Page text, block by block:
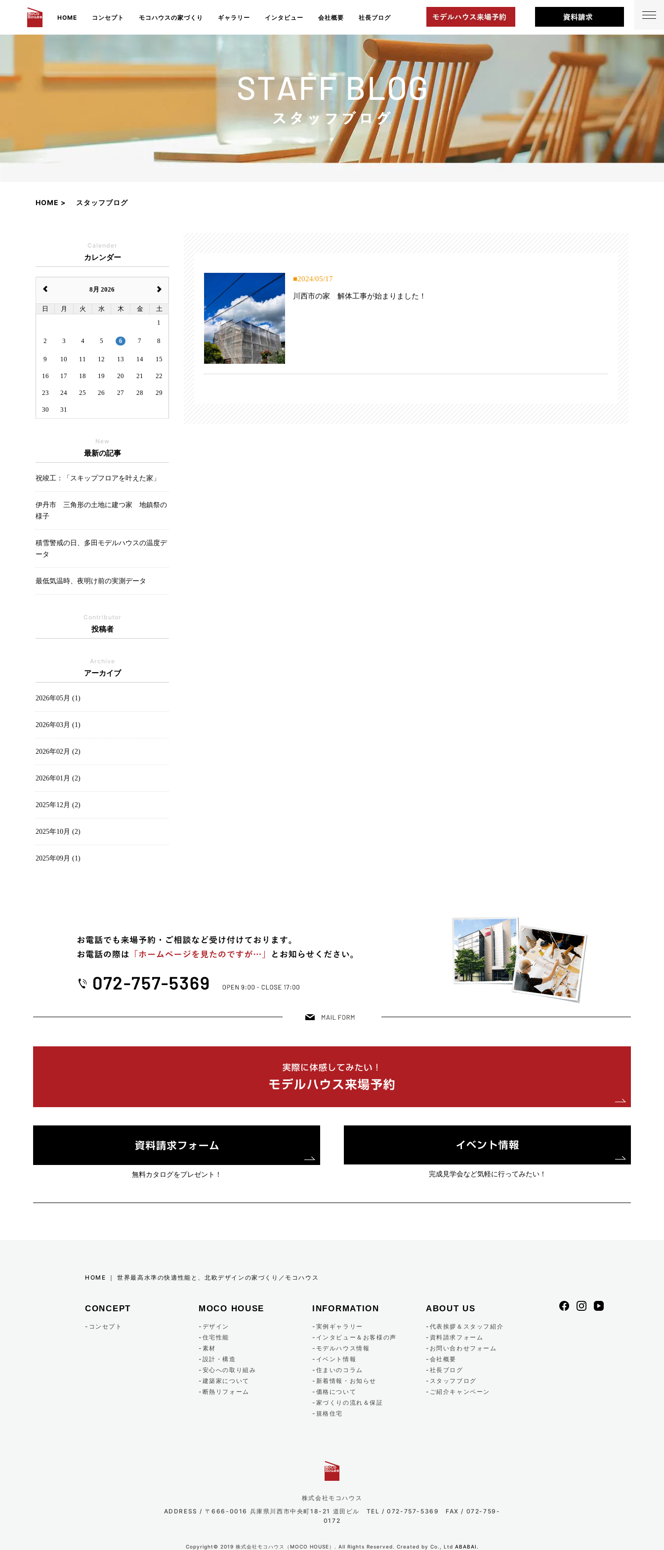
HOME コンセプト モコハウスの家づくり ギャラリー インタビュー 会社概要 社長ブログ
HOME スタッフブログ
2024/05/17
川西市の家 解体工事が始まりました！
Calender
カレンダー
8月 2026
日 月 火 水 木 金
土
1
2 3 4 5 6 7 8
9 10 11 12 13 14 15
16 17 18 19 20 21 22
23 24 25 26 27 28 29
30 31
New
最新の記事
祝竣工：「スキップフロアを叶えた家」
伊丹市 三角形の土地に建つ家 地鎮祭の
様子
積雪警戒の日、多田モデルハウスの温度デ
ータ
最低気温時、夜明け前の実測データ
Contributor
投稿者
Archive
アーカイブ
2026年05月 (1)
2026年03月 (1)
2026年02月 (2)
2026年01月 (2)
2025年12月 (2)
2025年10月 (2)
2025年09月 (1)
2025年06月 (1)
2025年03月 (2)
2025年02月 (2)
2024年10月 (2)
2024年06月 (2)
無料カタログをプレゼント！ 完成見学会など気軽に行ってみたい！
HOME ｜ 世界最高水準の快適性能と、北欧デザインの家づくり／モコハウス
CONCEPT
コンセプト
MOCO HOUSE
デザイン
住宅性能
素材
設計・構造
安心への取り組み
建築家について
断熱リフォーム
INFORMATION
実例ギャラリー
インタビュー＆お客様の声
モデルハウス情報
イベント情報
住まいのコラム
新着情報・お知らせ
価格について
家づくりの流れ＆保証
規格住宅
ABOUT US
代表挨拶＆スタッフ紹介
資料請求フォーム
お問い合わせフォーム
会社概要
社長ブログ
スタッフブログ
ご紹介キャンペーン
株式会社モコハウス
ADDRESS / 〒666-0016 兵庫県川西市中央町18-21 道田ビル TEL / 072-757-5369
FAX / 072-759-
0172
Copyright© 2019 株式会社モコハウス（MOCO HOUSE）. All Rights Reserved. Created by Co., Ltd ABABAI.